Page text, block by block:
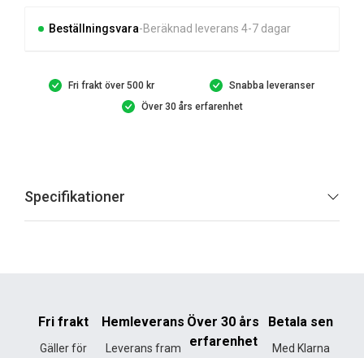
Beställningsvara Beräknad leverans 4-7 dagar
Fri frakt över 500 kr
Snabba leveranser
Över 30 års erfarenhet
Specifikationer
Fri frakt
Gäller för
Hemleverans
Leverans fram
Över 30 års
erfarenhet
Betala sen
Med Klarna